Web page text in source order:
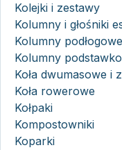
Kolejki i zestawy
Kolumny i głośniki
Kolumny podłogowe
Kolumny
Koła dwumasowe i
Koła rowerowe
Kołpaki
Kompostowniki
Koparki